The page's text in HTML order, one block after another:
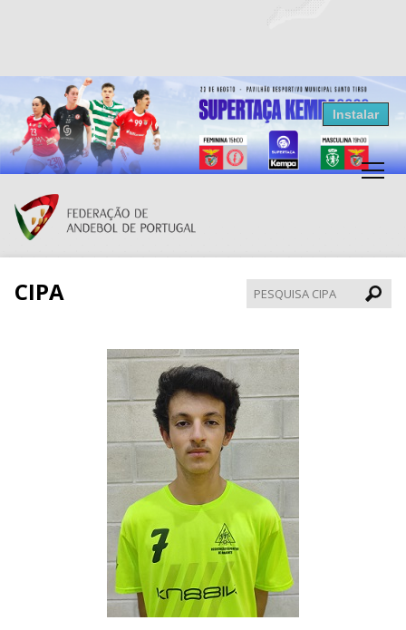
Resultados Andebol
Federação de Andebol de Portugal
Grátis - Disponivel na Play Store
Instalar
CIPA
CIPA